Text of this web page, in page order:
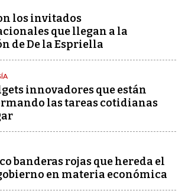
los invitados
que llegan a la
de De la Espriella
innovadores que están
las tareas cotidianas
banderas rojas que hereda el
en materia económica